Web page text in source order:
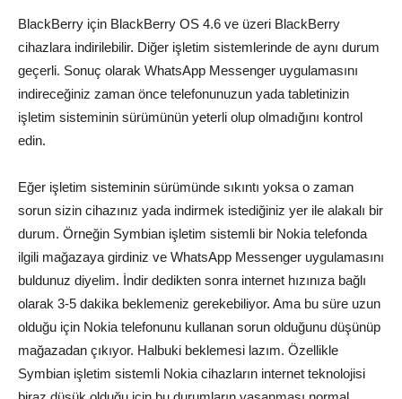
BlackBerry için BlackBerry OS 4.6 ve üzeri BlackBerry
cihazlara indirilebilir. Diğer işletim sistemlerinde de aynı durum
geçerli. Sonuç olarak WhatsApp Messenger uygulamasını
indireceğiniz zaman önce telefonunuzun yada tabletinizin
işletim sisteminin sürümünün yeterli olup olmadığını kontrol
edin.
Eğer işletim sisteminin sürümünde sıkıntı yoksa o zaman
sorun sizin cihazınız yada indirmek istediğiniz yer ile alakalı bir
durum. Örneğin Symbian işletim sistemli bir Nokia telefonda
ilgili mağazaya girdiniz ve WhatsApp Messenger uygulamasını
buldunuz diyelim. İndir dedikten sonra internet hızınıza bağlı
olarak 3-5 dakika beklemeniz gerekebiliyor. Ama bu süre uzun
olduğu için Nokia telefonunu kullanan sorun olduğunu düşünüp
mağazadan çıkıyor. Halbuki beklemesi lazım. Özellikle
Symbian işletim sistemli Nokia cihazların internet teknolojisi